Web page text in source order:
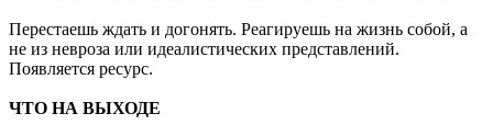
Перестаешь ждать и догонять. Реагируешь на жизнь собой, а
не из невроза или идеалистических представлений.
Появляется ресурс.
ЧТО НА ВЫХОДЕ